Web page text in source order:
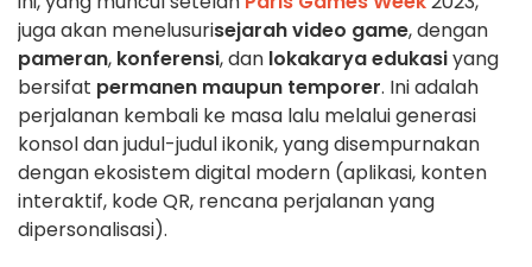
juga akan menelusurisejarah video game, dengan
pameran, konferensi, dan lokakarya edukasiyang
bersifat permanen maupun temporer. Ini adalah
perjalanan kembali ke masa lalu melalui generasi
konsol dan judul-judul ikonik, yang disempurnakan
dengan ekosistem digital modern (aplikasi, konten
interaktif, kode QR, rencana perjalanan yang
dipersonalisasi).